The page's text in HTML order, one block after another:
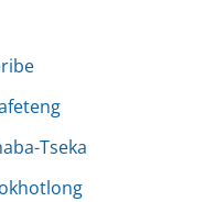
Tseka